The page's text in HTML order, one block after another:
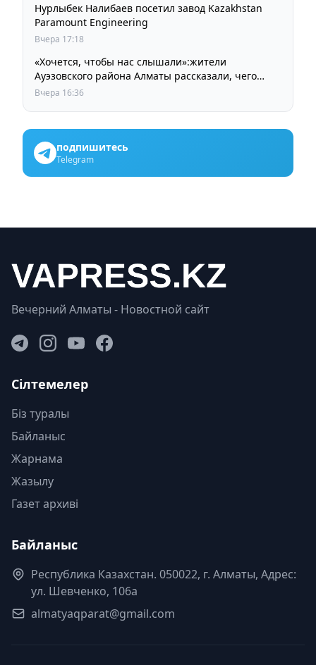
Нурлыбек Налибаев посетил завод Kazakhstan
Paramount Engineering
Вчера 17:18
«Хочется, чтобы нас слышали»:жители
Ауэзовского района Алматы рассказали, чего
ждут от выборов депутатов Курултая
Вчера 16:36
подпишитесь
Telegram
Вечерний Алматы - Новостной сайт
Сілтемелер
Біз туралы
Байланыс
Жарнама
Жазылу
Газет архиві
Байланыс
Республика Казахстан. 050022, г. Алматы, Адрес:
ул. Шевченко, 106а
almatyaqparat@gmail.com